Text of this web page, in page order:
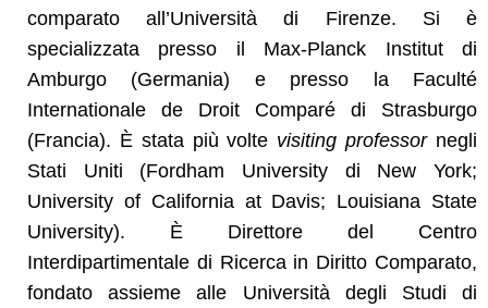
comparato all’Università di Firenze. Si è
specializzata presso il Max-Planck Institut di
Amburgo (Germania) e presso la Faculté
Internationale de Droit Comparé di Strasburgo
(Francia). È stata più volte visiting professornegli
Stati Uniti (Fordham University di New York;
University of California at Davis; Louisiana State
University). È Direttore del Centro
Interdipartimentale di Ricerca in Diritto Comparato,
fondato assieme alle Università degli Studi di